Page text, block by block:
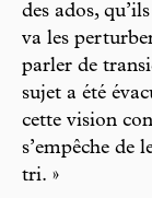
des ados,
va les
parler de
sujet a été
cette vision
s’empêche de
tri. »